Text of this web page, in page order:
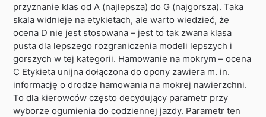
przyznanie klas od A (najlepsza) do G (najgorsza). Taka
skala widnieje na etykietach, ale warto wiedzieć, że
ocena D nie jest stosowana – jest to tak zwana klasa
pusta dla lepszego rozgraniczenia modeli lepszych i
gorszych w tej kategorii. Hamowanie na mokrym – ocena
C Etykieta unijna dołączona do opony zawiera m. in.
informację o drodze hamowania na mokrej nawierzchni.
To dla kierowców często decydujący parametr przy
wyborze ogumienia do codziennej jazdy. Parametr ten